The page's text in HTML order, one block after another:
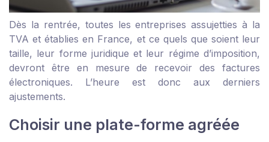
Dès la rentrée, toutes les entreprises assujetties à la
TVA et établies en France, et ce quels que soient leur
taille, leur forme juridique et leur régime d’imposition,
devront être en mesure de recevoir des factures
électroniques. L’heure est donc aux derniers
ajustements.
Choisir une plate-forme agréée